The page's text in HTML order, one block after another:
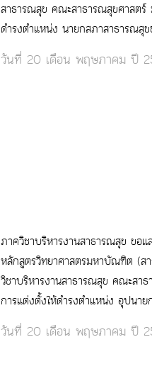
สาธารณสุข คณะสาธารณสุขศาสตร์
ดำรงตำแหน่ง นายกสภาสาธารณสุ
วันที่ 20 เดือน พฤษภาคม ปี
ภาควิชาบริหารงานสาธารณสุข ขอ
หลักสูตรวิทยาศาสตรมหาบัณฑิต (ส
วิชาบริหารงานสาธารณสุข คณะสา
การแต่งตั้งให้ดำรงตำแหน่ง อุปนา
วันที่ 20 เดือน พฤษภาคม ปี